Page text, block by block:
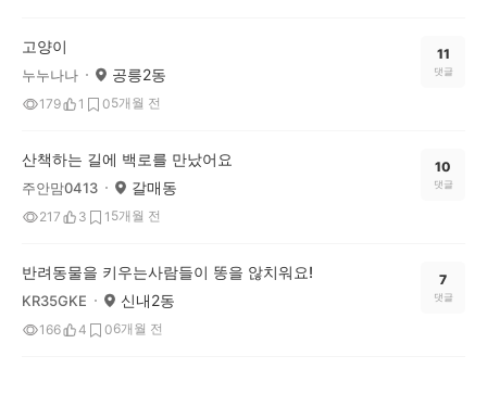
고양이
누누나나 공릉2동
179 1 05개월 전
11
댓글
산책하는 길에 백로를 만났어요
주안맘0413 갈매동
217 3 1 5개월 전
10
댓글
반려동물을 키우는사람들이 똥을 않치워요!
KR35GKE 신내2동
166 4 06개월 전
7
댓글